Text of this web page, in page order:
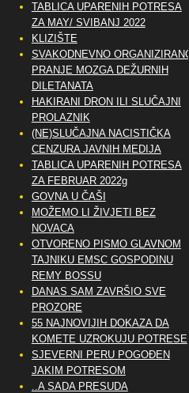
TABLICA UPARENIH POTRESA
ZA MAY/ SVIBANJ 2022
KLIZIŠTE
SVAKODNEVNO ORGANIZIRANO
PRANJE MOZGA DEŽURNIH
DILETANATA
HAKIRANI DRON ILI SLUČAJNI
PROLAZNIK
(NE)SLUČAJNA NACISTIČKA
CENZURA JAVNIH MEDIJA
TABLICA UPARENIH POTRESA
ZA FEBRUAR 2022g
GOVNA U ČAŠI
MOŽEMO LI ŽIVJETI BEZ
NOVACA
OTVORENO PISMO GLAVNOM
TAJNIKU EMSC GOSPODINU
REMY BOSSU
DANAS SAM ZAVRŠIO SVE
PROZORE
55 NAJNOVIJIH DOKAZA DA
KOMETE UZROKUJU POTRESE
SJEVERNI PERU POGOĐEN
JAKIM POTRESOM
..A SADA PRESUDA